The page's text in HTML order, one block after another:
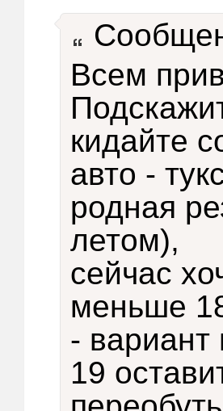
Всем
кидайте
авто -
родная
летом),
сейчас
меньше
- вариант
19